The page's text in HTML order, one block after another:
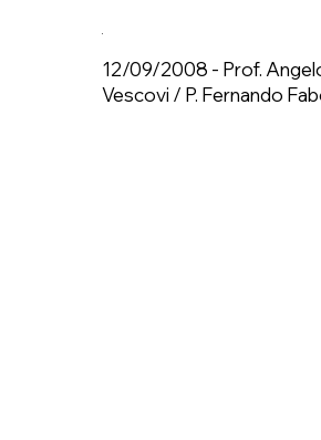
12/09/2008 - Prof.
Vescovi / P. Fernando